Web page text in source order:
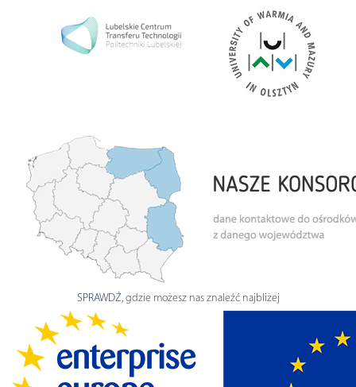
SPRAWDŹ, gdzie możesz nas znaleźć najbliżej